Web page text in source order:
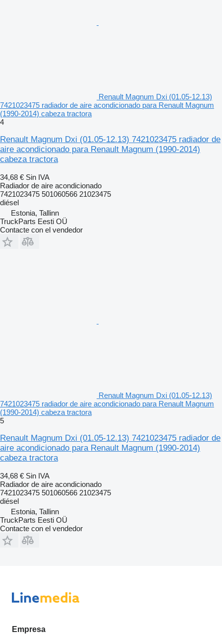
Renault Magnum Dxi (01.05-12.13)
7421023475 radiador de aire acondicionado para Renault Magnum
(1990-2014) cabeza tractora
4
Renault Magnum Dxi (01.05-12.13) 7421023475 radiador de
aire acondicionado para Renault Magnum (1990-2014)
cabeza tractora
34,68 € Sin IVA
Radiador de aire acondicionado
7421023475 501060566 21023475
diésel
Estonia, Tallinn
TruckParts Eesti OÜ
Contacte con el vendedor
Renault Magnum Dxi (01.05-12.13)
7421023475 radiador de aire acondicionado para Renault Magnum
(1990-2014) cabeza tractora
5
Renault Magnum Dxi (01.05-12.13) 7421023475 radiador de
aire acondicionado para Renault Magnum (1990-2014)
cabeza tractora
34,68 € Sin IVA
Radiador de aire acondicionado
7421023475 501060566 21023475
diésel
Estonia, Tallinn
TruckParts Eesti OÜ
Contacte con el vendedor
Empresa